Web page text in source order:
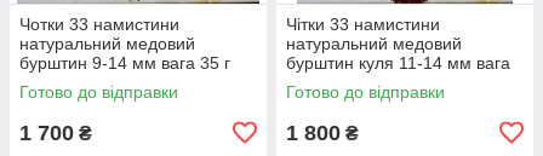
Чотки 33 намистини
натуральний медовий
бурштин 9-14 мм вага 35 г
Готово до відправки
1 700 ₴
Чітки 33 намистини
натуральний медовий
бурштин куля 11-14 мм вага
45 г
Готово до відправки
1 800 ₴